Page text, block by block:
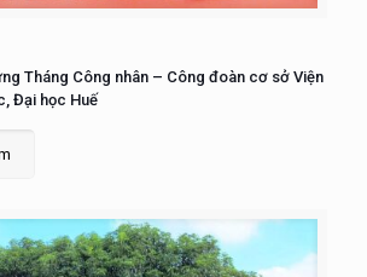
Tháng Công nhân – Công đoàn cơ sở Viện
Đại học Huế